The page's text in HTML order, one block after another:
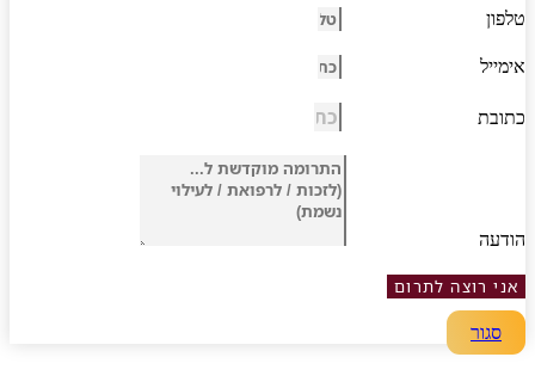
רוצה לתרום
סגור